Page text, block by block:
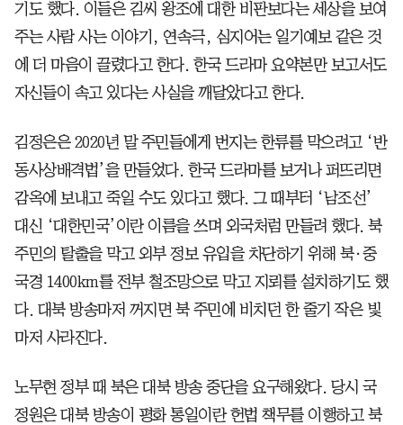
기도 했다. 이들은 김씨 왕조에 대한 비판보다는 세상을 보여
주는 사람 사는 이야기, 연속극, 심지어는 일기예보 같은 것
에 더 마음이 끌렸다고 한다. 한국 드라마 요약본만 보고서도
자신들이 속고 있다는 사실을 깨달았다고 한다.
김정은은 2020년 말 주민들에게 번지는 한류를 막으려고 ‘반
동사상배격법’을 만들었다. 한국 드라마를 보거나 퍼뜨리면
감옥에 보내고 죽일 수도 있다고 했다. 그 때부터 ‘남조선’
대신 ‘대한민국’이란 이름을 쓰며 외국처럼 만들려 했다. 북
주민의 탈출을 막고 외부 정보 유입을 차단하기 위해 북·중
국경 1400km를 전부 철조망으로 막고 지뢰를 설치하기도 했
다. 대북 방송마저 꺼지면 북 주민에 비치던 한 줄기 작은 빛
마저 사라진다.
노무현 정부 때 북은 대북 방송 중단을 요구해왔다. 당시 국
정원은 대북 방송이 평화 통일이란 헌법 책무를 이행하고 북